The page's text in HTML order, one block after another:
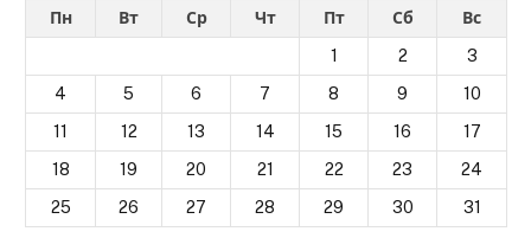
Пн Вт Ср Чт Пт Сб
Вс
1
2
3
4
5 6 7 8 9
10
11
12 13 14 15 16
17
18
19 20 21 22 23
24
25
26 27 28 29 30 31